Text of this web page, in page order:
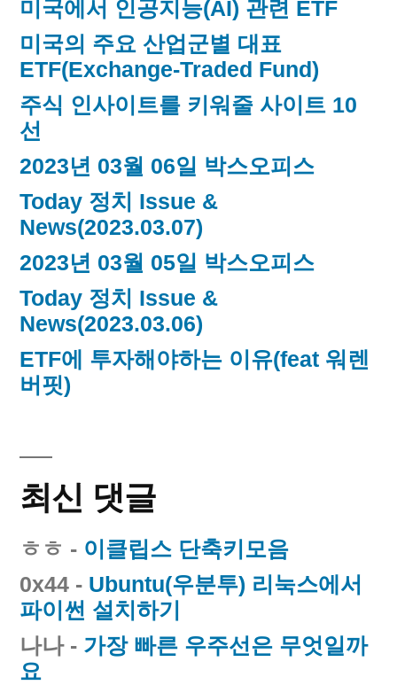
미국에서 인공지능(AI) 관련 ETF
미국의 주요 산업군별 대표
ETF(Exchange-Traded Fund)
주식 인사이트를 키워줄 사이트 10
선
2023년 03월 06일 박스오피스
Today 정치 Issue &
News(2023.03.07)
2023년 03월 05일 박스오피스
Today 정치 Issue &
News(2023.03.06)
ETF에 투자해야하는 이유(feat 워렌
버핏)
최신 댓글
ㅎㅎ - 이클립스 단축키모음
0x44 - Ubuntu(우분투) 리눅스에서
파이썬 설치하기
나나- 가장 빠른 우주선은 무엇일까
요